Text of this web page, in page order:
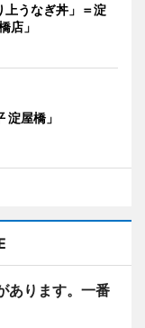
上うなぎ丼」＝淀
店」
淀屋橋」
あります。一番